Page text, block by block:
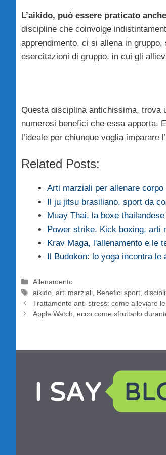
L’aikido, può essere praticato
discipline che coinvolge
apprendimento, ci si allena in
esercitazioni di gruppo, in cui gli
Questa disciplina antichissima, trova
numerosi benefici che essa apporta.
l’ideale per chiunque voglia imparare
Related Posts:
Arti marziali per allenare corpo
Il ju jitsu brasiliano, sport da
Muay Thai, la boxe thailandese
Power strike. Kick boxing, arti
Krav Maga, l'allenamento e le
Il Budokon: lo yoga incontra le
Categorie
Allenamento
Tag
aikido ,arti marziali Benefici sport ,
Trattamento anti-stress: come alleviare
Apple Watch, ecco come sfruttarlo